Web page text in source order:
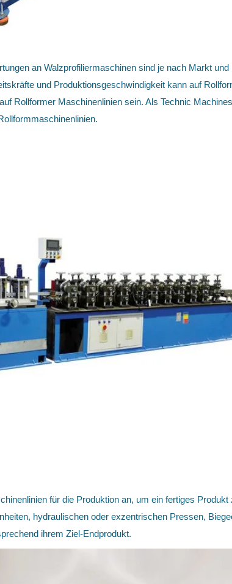
an Walzprofiliermaschinen sind je nach Markt
und Produktionsgeschwindigkeit kann auf
Rollformer Maschinenlinien sein. Als Technic
für die Produktion an, um ein fertiges
hydraulischen oder exzentrischen Pressen,
ihrem Ziel-Endprodukt.